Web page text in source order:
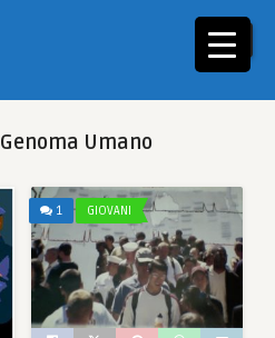
☰
Genoma Umano
1 GIOVANI